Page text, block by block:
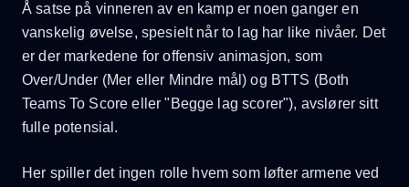
Å satse på vinneren av en kamp er noen ganger en
vanskelig øvelse, spesielt når to lag har like nivåer. Det
er der markedene for offensiv animasjon, som
Over/Under (Mer eller Mindre mål) og BTTS (Both
Teams To Score eller "Begge lag scorer"), avslører sitt
fulle potensial.
Her spiller det ingen rolle hvem som løfter armene ved